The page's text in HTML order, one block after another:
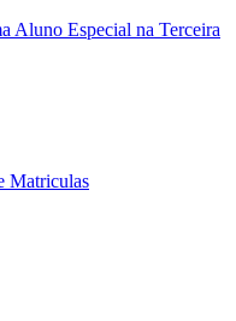
Aluno Especial na Terceira
Matriculas